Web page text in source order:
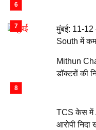
मुंबई: 11-12
South में कम
Mithun
डॉक्टरों की
TCS केस में
आरोपी निदा